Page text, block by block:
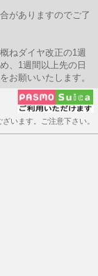
がありますのでご了
ねダイヤ改正の1週
、1週間以上先の日
お願いいたします。
います。ご注意下さい。